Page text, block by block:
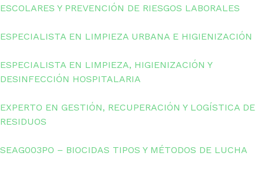
ESCOLARES Y PREVENCIÓN DE RIESGOS LABORALES
ESPECIALISTA EN LIMPIEZA URBANA E HIGIENIZACIÓN
ESPECIALISTA EN LIMPIEZA, HIGIENIZACIÓN Y
DESINFECCIÓN HOSPITALARIA
EXPERTO EN GESTIÓN, RECUPERACIÓN Y LOGÍSTICA DE
RESIDUOS
SEAG003PO – BIOCIDAS TIPOS Y MÉTODOS DE LUCHA